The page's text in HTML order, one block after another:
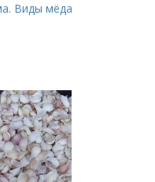
Виды мёда